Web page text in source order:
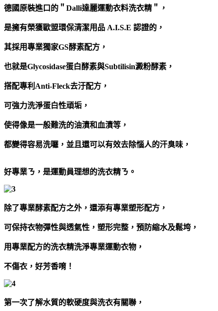
德國原裝進口的＂Dalli達麗運動衣料洗衣精＂，
是擁有榮獲歐盟環保清潔用品 A.I.S.E 認證的，
其採用專業獨家GS酵素配方，
也就是Glycosidase蛋白酵素與Subtilisin澱粉酵素，
搭配專利Anti-Fleck去汙配方，
可強力洗淨蛋白性頑垢，
使得像是一般難洗的油漬和血漬等，
都變得容易洗囉，並且還可以有效去除惱人的汗臭味，
好專業ㄋ，是運動員理想的洗衣精ㄋ。
除了專業酵素配方之外，還添有專業塑形配方，
可保持衣物彈性與透氣性，塑形完整，預防縮水及鬆垮，
用專業配方的洗衣精洗淨專業運動衣物，
不傷衣，好芳香唷！
第一次了解水質的軟硬度與洗衣有關聯，